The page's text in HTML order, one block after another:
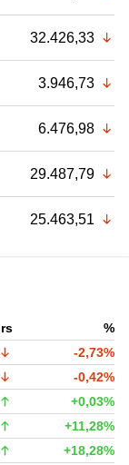
32.426,33
3.946,73
6.476,98
29.487,79
25.463,51
%
-2,73%
-0,42%
+0,03%
+11,28%
+18,28%